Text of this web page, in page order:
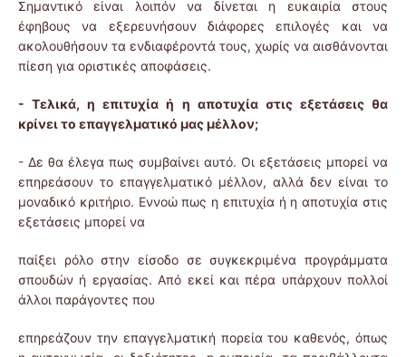
Σημαντικό είναι λοιπόν να δίνεται η ευκαιρία στους
έφηβους να εξερευνήσουν διάφορες επιλογές και να
ακολουθήσουν τα ενδιαφέροντά τους, χωρίς να αισθάνονται
πίεση για οριστικές αποφάσεις.
- Τελικά, η επιτυχία ή η αποτυχία στις εξετάσεις θα
κρίνει το επαγγελματικό μας μέλλον;
- Δε θα έλεγα πως συμβαίνει αυτό. Οι εξετάσεις μπορεί να
επηρεάσουν το επαγγελματικό μέλλον, αλλά δεν είναι το
μοναδικό κριτήριο. Εννοώ πως η επιτυχία ή η αποτυχία στις
εξετάσεις μπορεί να
παίξει ρόλο στην είσοδο σε συγκεκριμένα προγράμματα
σπουδών ή εργασίας. Από εκεί και πέρα υπάρχουν πολλοί
άλλοι παράγοντες που
επηρεάζουν την επαγγελματική πορεία του καθενός, όπως